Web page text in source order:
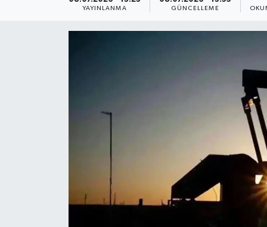
YAYINLANMA GÜNCELLEME